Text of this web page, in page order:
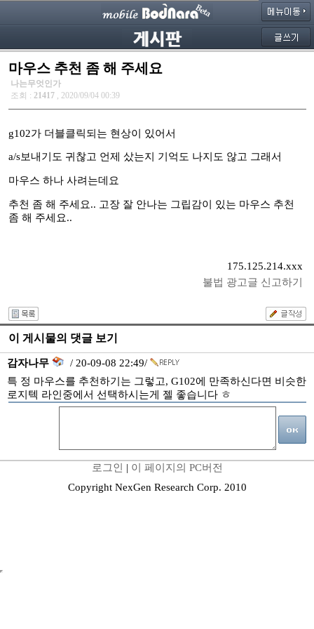
마우스 추천 좀 해 주세요
나는무엇인가
조회 : 21417 , 2020/09/04 00:39
g102가 더블클릭되는 현상이 있어서
a/s보내기도 귀찮고 언제 샀는지 기억도 나지도 않고 그래서
마우스 하나 사려는데요
추천 좀 해 주세요.. 고장 잘 안나는 그립감이 있는 마우스 추천
좀 해 주세요..
175.125.214.xxx
불법 광고글 신고하기
이 게시물의 댓글 보기
감자나무
/ 20-09-08 22:49/
특 정 마우스를 추천하기는 그렇고, G102에 만족하신다면 비슷한
로지텍 라인중에서 선택하시는게 젤 좋습니다 ㅎ
로그인 | 이 페이지의 PC버전
Copyright NexGen Research Corp. 2010